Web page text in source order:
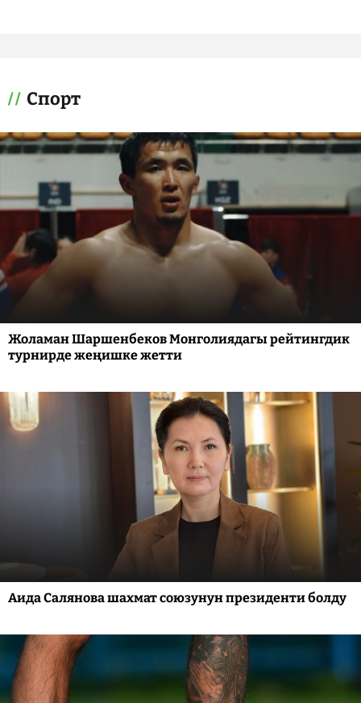
Спорт
Жоламан Шаршенбеков Монголиядагы рейтингдик
турнирде жеңишке жетти
Аида Салянова шахмат союзунун президенти болду